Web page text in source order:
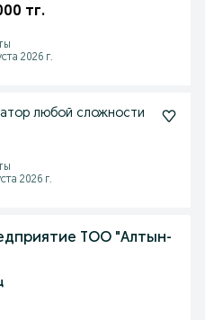
тг.
2026 г.
любой сложности
2026 г.
ТОО "Алтын-